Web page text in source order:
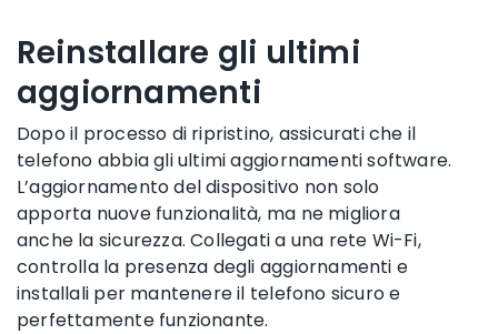
Reinstallare gli ultimi
aggiornamenti
Dopo il processo di ripristino, assicurati che il
telefono abbia gli ultimi aggiornamenti software.
L’aggiornamento del dispositivo non solo
apporta nuove funzionalità, ma ne migliora
anche la sicurezza. Collegati a una rete Wi-Fi,
controlla la presenza degli aggiornamenti e
installali per mantenere il telefono sicuro e
perfettamente funzionante.